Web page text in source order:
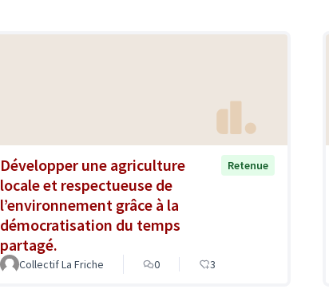
Développer une agriculture
locale et respectueuse de
l’environnement grâce à la
démocratisation du temps
partagé.
Retenue
Collectif La Friche 0 3